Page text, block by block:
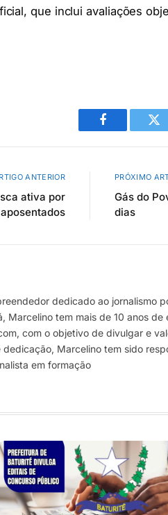
que inclui avaliações
Facebook
ANTERIOR
ativa por
aposentados
PRÓXIMO
Gás do
dias
dedicado ao jornalismo
Marcelino tem mais de 10 anos
com o objetivo de divulgar e
Marcelino tem sido
em formação